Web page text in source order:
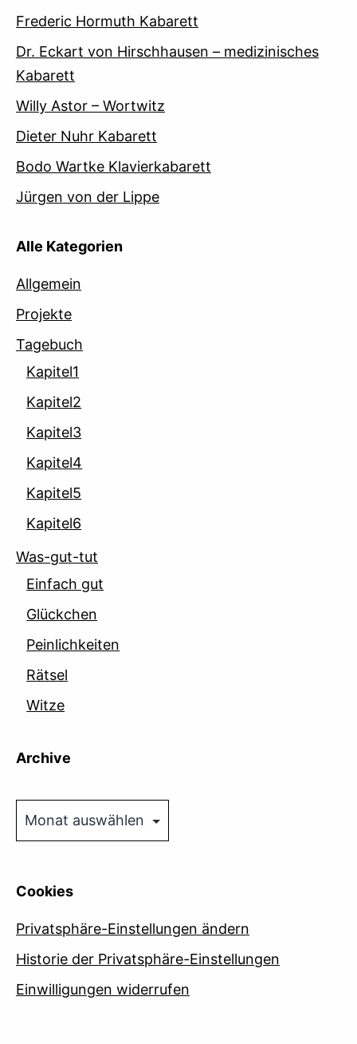
Frederic Hormuth Kabarett
Dr. Eckart von Hirschhausen – medizinisches
Kabarett
Willy Astor – Wortwitz
Dieter Nuhr Kabarett
Bodo Wartke Klavierkabarett
Jürgen von der Lippe
Alle Kategorien
Allgemein
Projekte
Tagebuch
Kapitel1
Kapitel2
Kapitel3
Kapitel4
Kapitel5
Kapitel6
Was-gut-tut
Einfach gut
Glückchen
Peinlichkeiten
Rätsel
Witze
Archive
Cookies
Privatsphäre-Einstellungen ändern
Historie der Privatsphäre-Einstellungen
Einwilligungen widerrufen